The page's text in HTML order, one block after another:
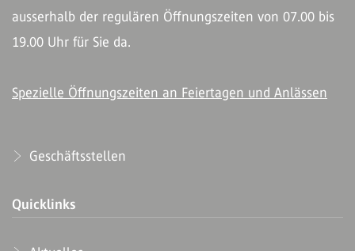
ausserhalb der regulären Öffnungszeiten von 07.00 bis
19.00 Uhr für Sie da.
Spezielle Öffnungszeiten an Feiertagen und Anlässen
Geschäftsstellen
Quicklinks